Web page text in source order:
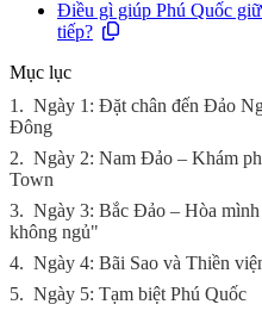
Điều gì giúp Phú Quốc
tiếp?
Mục lục
1. Ngày 1: Đặt chân đến Đảo
Đông
2. Ngày 2: Nam Đảo – Khám
Town
3. Ngày 3: Bắc Đảo – Hòa
không ngủ"
4. Ngày 4: Bãi Sao và Thiền
5. Ngày 5: Tạm biệt Phú Quốc